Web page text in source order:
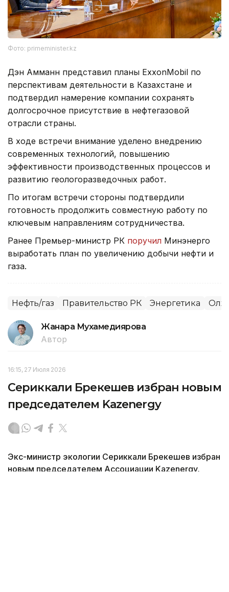
Фото: primeminister.kz
Дэн Амманн представил планы ExxonMobil по
перспективам деятельности в Казахстане и
подтвердил намерение компании сохранять
долгосрочное присутствие в нефтегазовой
отрасли страны.
В ходе встречи внимание уделено внедрению
современных технологий, повышению
эффективности производственных процессов и
развитию геологоразведочных работ.
По итогам встречи стороны подтвердили
готовность продолжить совместную работу по
ключевым направлениям сотрудничества.
Ранее Премьер-министр РК поручил Минэнерго
выработать план по увеличению добычи нефти и
газа.
Нефть/газ Правительство РК Энергетика
Жанара Мухамедиярова
Автор
16:15, 27 Июля 2026
Сериккали Брекешев избран новым
председателем Kazenergy
Экс-министр экологии Сериккали Брекешев избран
новым председателем Ассоциации Kazenergy,